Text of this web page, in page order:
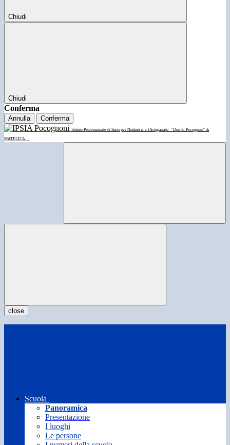
Chiudi
Chiudi
Conferma
Annulla Conferma
Istituto Professionale di Stato per l'Industria e l'Artigianato
"Don E. Pocognoni" di
MATELICA
close
Scuola
Panoramica
Presentazione
I luoghi
Le persone